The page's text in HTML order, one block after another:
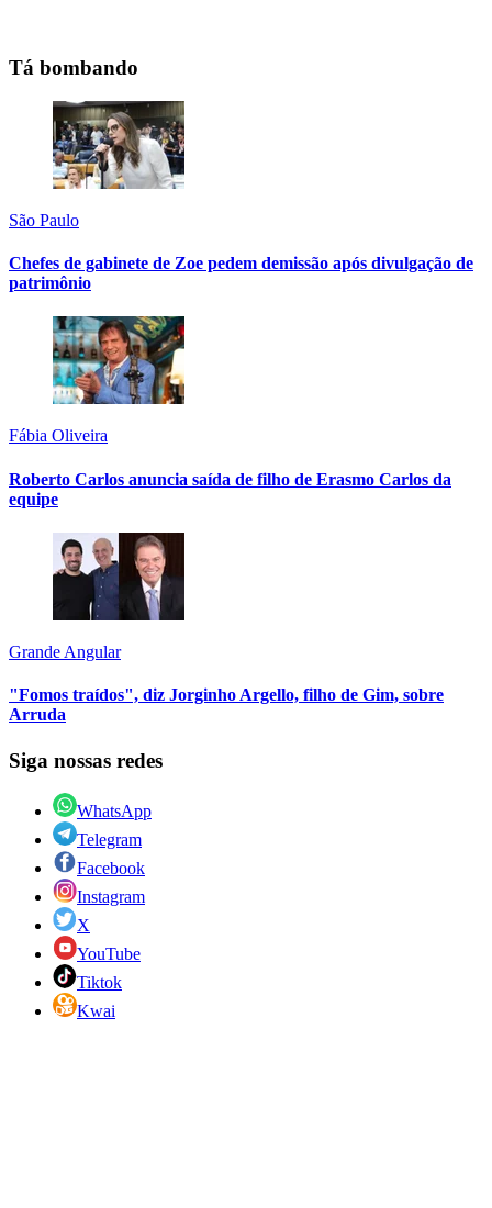
Tá bombando
São Paulo
Chefes de gabinete de Zoe pedem demissão após divulgação de
patrimônio
Fábia Oliveira
Roberto Carlos anuncia saída de filho de Erasmo Carlos da
equipe
Grande Angular
"Fomos traídos", diz Jorginho Argello, filho de Gim, sobre
Arruda
Siga nossas redes
WhatsApp
Telegram
Facebook
Instagram
X
YouTube
Tiktok
Kwai